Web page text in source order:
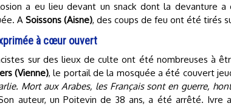
a eu lieu devant un snack dont la devanture
A Soissons (Aisne), des coups de feu ont été tirés
à cœur ouvert
sur des lieux de culte ont été nombreuses à
(Vienne), le portail de la mosquée a été couvert
Mort aux Arabes, les Français sont en guerre,
auteur, un Poitevin de 38 ans, a été arrêté. Ivre